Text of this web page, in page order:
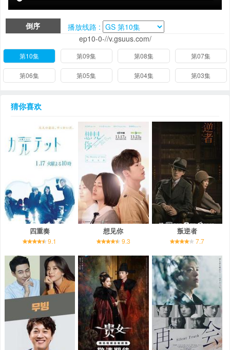
倒序
播放线路 :
ep10-0-//v.gsuus.com/
第10集 第09集 第08集 第07集
第06集 第05集 第04集 第03集
猜你喜欢
四重奏
9.1
想见你
9.3
叛逆者
7.7